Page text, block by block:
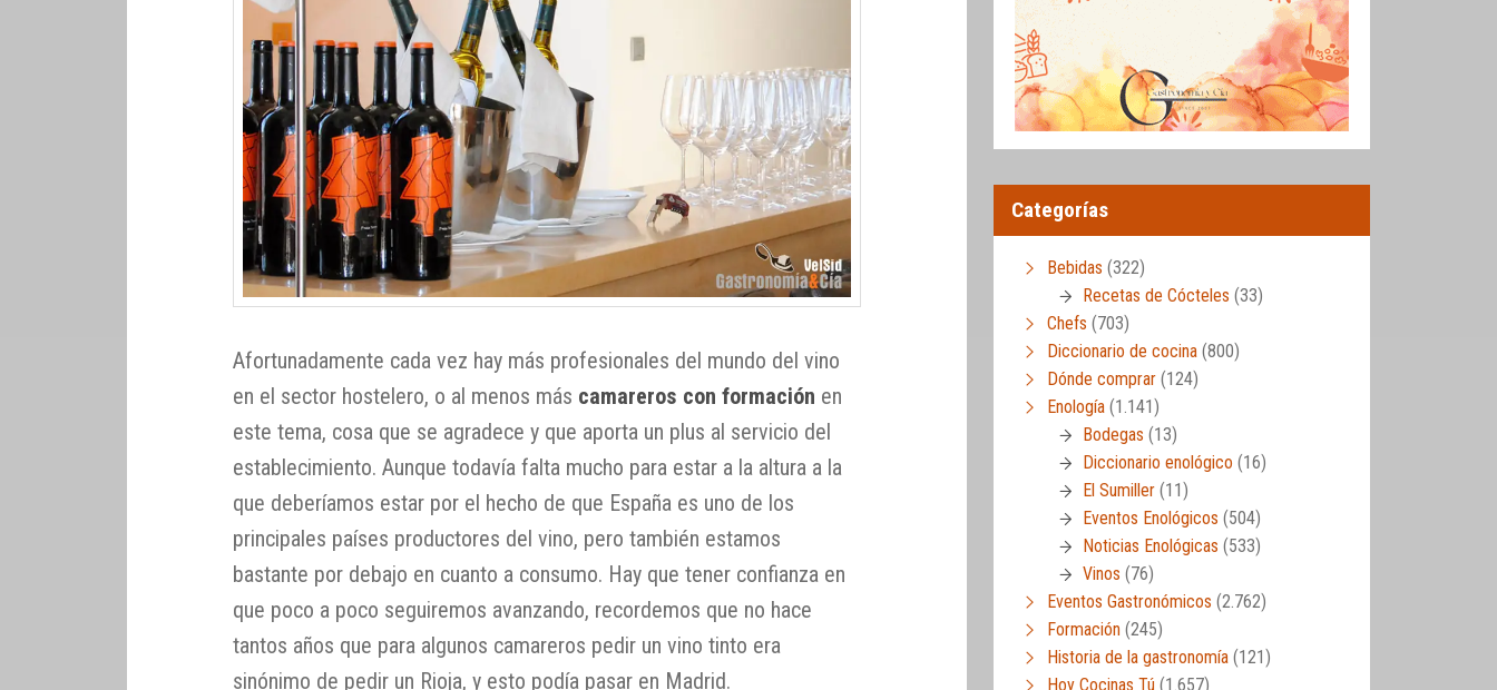
Afortunadamente cada vez hay más profesionales del mundo del vino
en el sector hostelero, o al menos más camareros con formación en
este tema, cosa que se agradece y que aporta un plus al servicio del
establecimiento. Aunque todavía falta mucho para estar a la altura a la
que deberíamos estar por el hecho de que España es uno de los
principales países productores del vino, pero también estamos
bastante por debajo en cuanto a consumo. Hay que tener confianza en
que poco a poco seguiremos avanzando, recordemos que no hace
tantos años que para algunos camareros pedir un vino tinto era
sinónimo de pedir un Rioja, y esto podía pasar en Madrid.
Categorías
Bebidas (322)
Recetas de Cócteles (33)
Chefs (703)
Diccionario de cocina (800)
Dónde comprar (124)
Enología (1.141)
Bodegas (13)
Diccionario enológico (16)
El Sumiller (11)
Eventos Enológicos (504)
Noticias Enológicas (533)
Vinos (76)
Eventos Gastronómicos (2.762)
Formación (245)
Historia de la gastronomía (121)
Hoy Cocinas Tú (1.657)